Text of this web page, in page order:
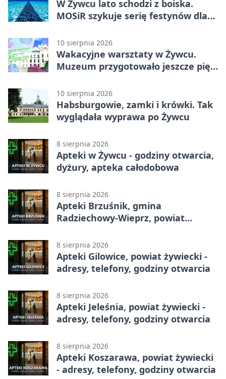
W Żywcu lato schodzi z boiska.
MOSiR szykuje serię festynów dla
10 sierpnia 2026
Wakacyjne warsztaty w Żywcu.
Muzeum przygotowało jeszcze pięć
10 sierpnia 2026
Habsburgowie, zamki i krówki. Tak
wyglądała wyprawa po Żywcu
8 sierpnia 2026
Apteki w Żywcu - godziny otwarcia,
dyżury, apteka całodobowa
8 sierpnia 2026
Apteki Brzuśnik, gmina
Radziechowy-Wieprz, powiat
otwarcia
8 sierpnia 2026
Apteki Gilowice, powiat żywiecki -
adresy, telefony, godziny otwarcia
8 sierpnia 2026
Apteki Jeleśnia, powiat żywiecki -
adresy, telefony, godziny otwarcia
8 sierpnia 2026
Apteki Koszarawa, powiat żywiecki
- adresy, telefony, godziny otwarcia